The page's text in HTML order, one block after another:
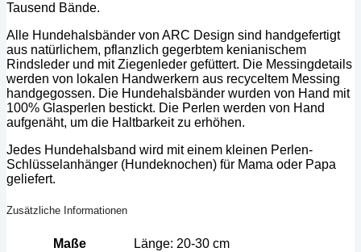
Tausend Bände.
Alle Hundehalsbänder von ARC Design sind handgefertigt
aus natürlichem, pflanzlich gegerbtem kenianischem
Rindsleder und mit Ziegenleder gefüttert. Die Messingdetails
werden von lokalen Handwerkern aus recyceltem Messing
handgegossen. Die Hundehalsbänder wurden von Hand mit
100% Glasperlen bestickt. Die Perlen werden von Hand
aufgenäht, um die Haltbarkeit zu erhöhen.
Jedes Hundehalsband wird mit einem kleinen Perlen-
Schlüsselanhänger (Hundeknochen) für Mama oder Papa
geliefert.
Zusätzliche Informationen
Maße Länge: 20-30 cm